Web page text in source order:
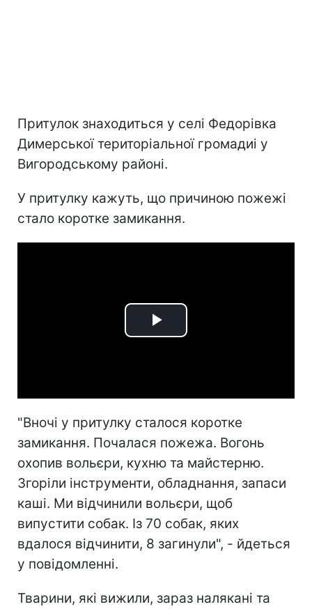
Притулок знаходиться у селі Федорівка
Димерської територіальної громадиі у
Вигородському районі.
У притулку кажуть, що причиною пожежі
стало коротке замикання.
Play
"Вночі у притулку сталося коротке
замикання. Почалася пожежа. Вогонь
охопив вольєри, кухню та майстерню.
Згоріли інструменти, обладнання, запаси
каші. Ми відчинили вольєри, щоб
випустити собак. Із 70 собак, яких
вдалося відчинити, 8 загинули", - йдеться
у повідомленні.
Тварини, які вижили, зараз налякані та